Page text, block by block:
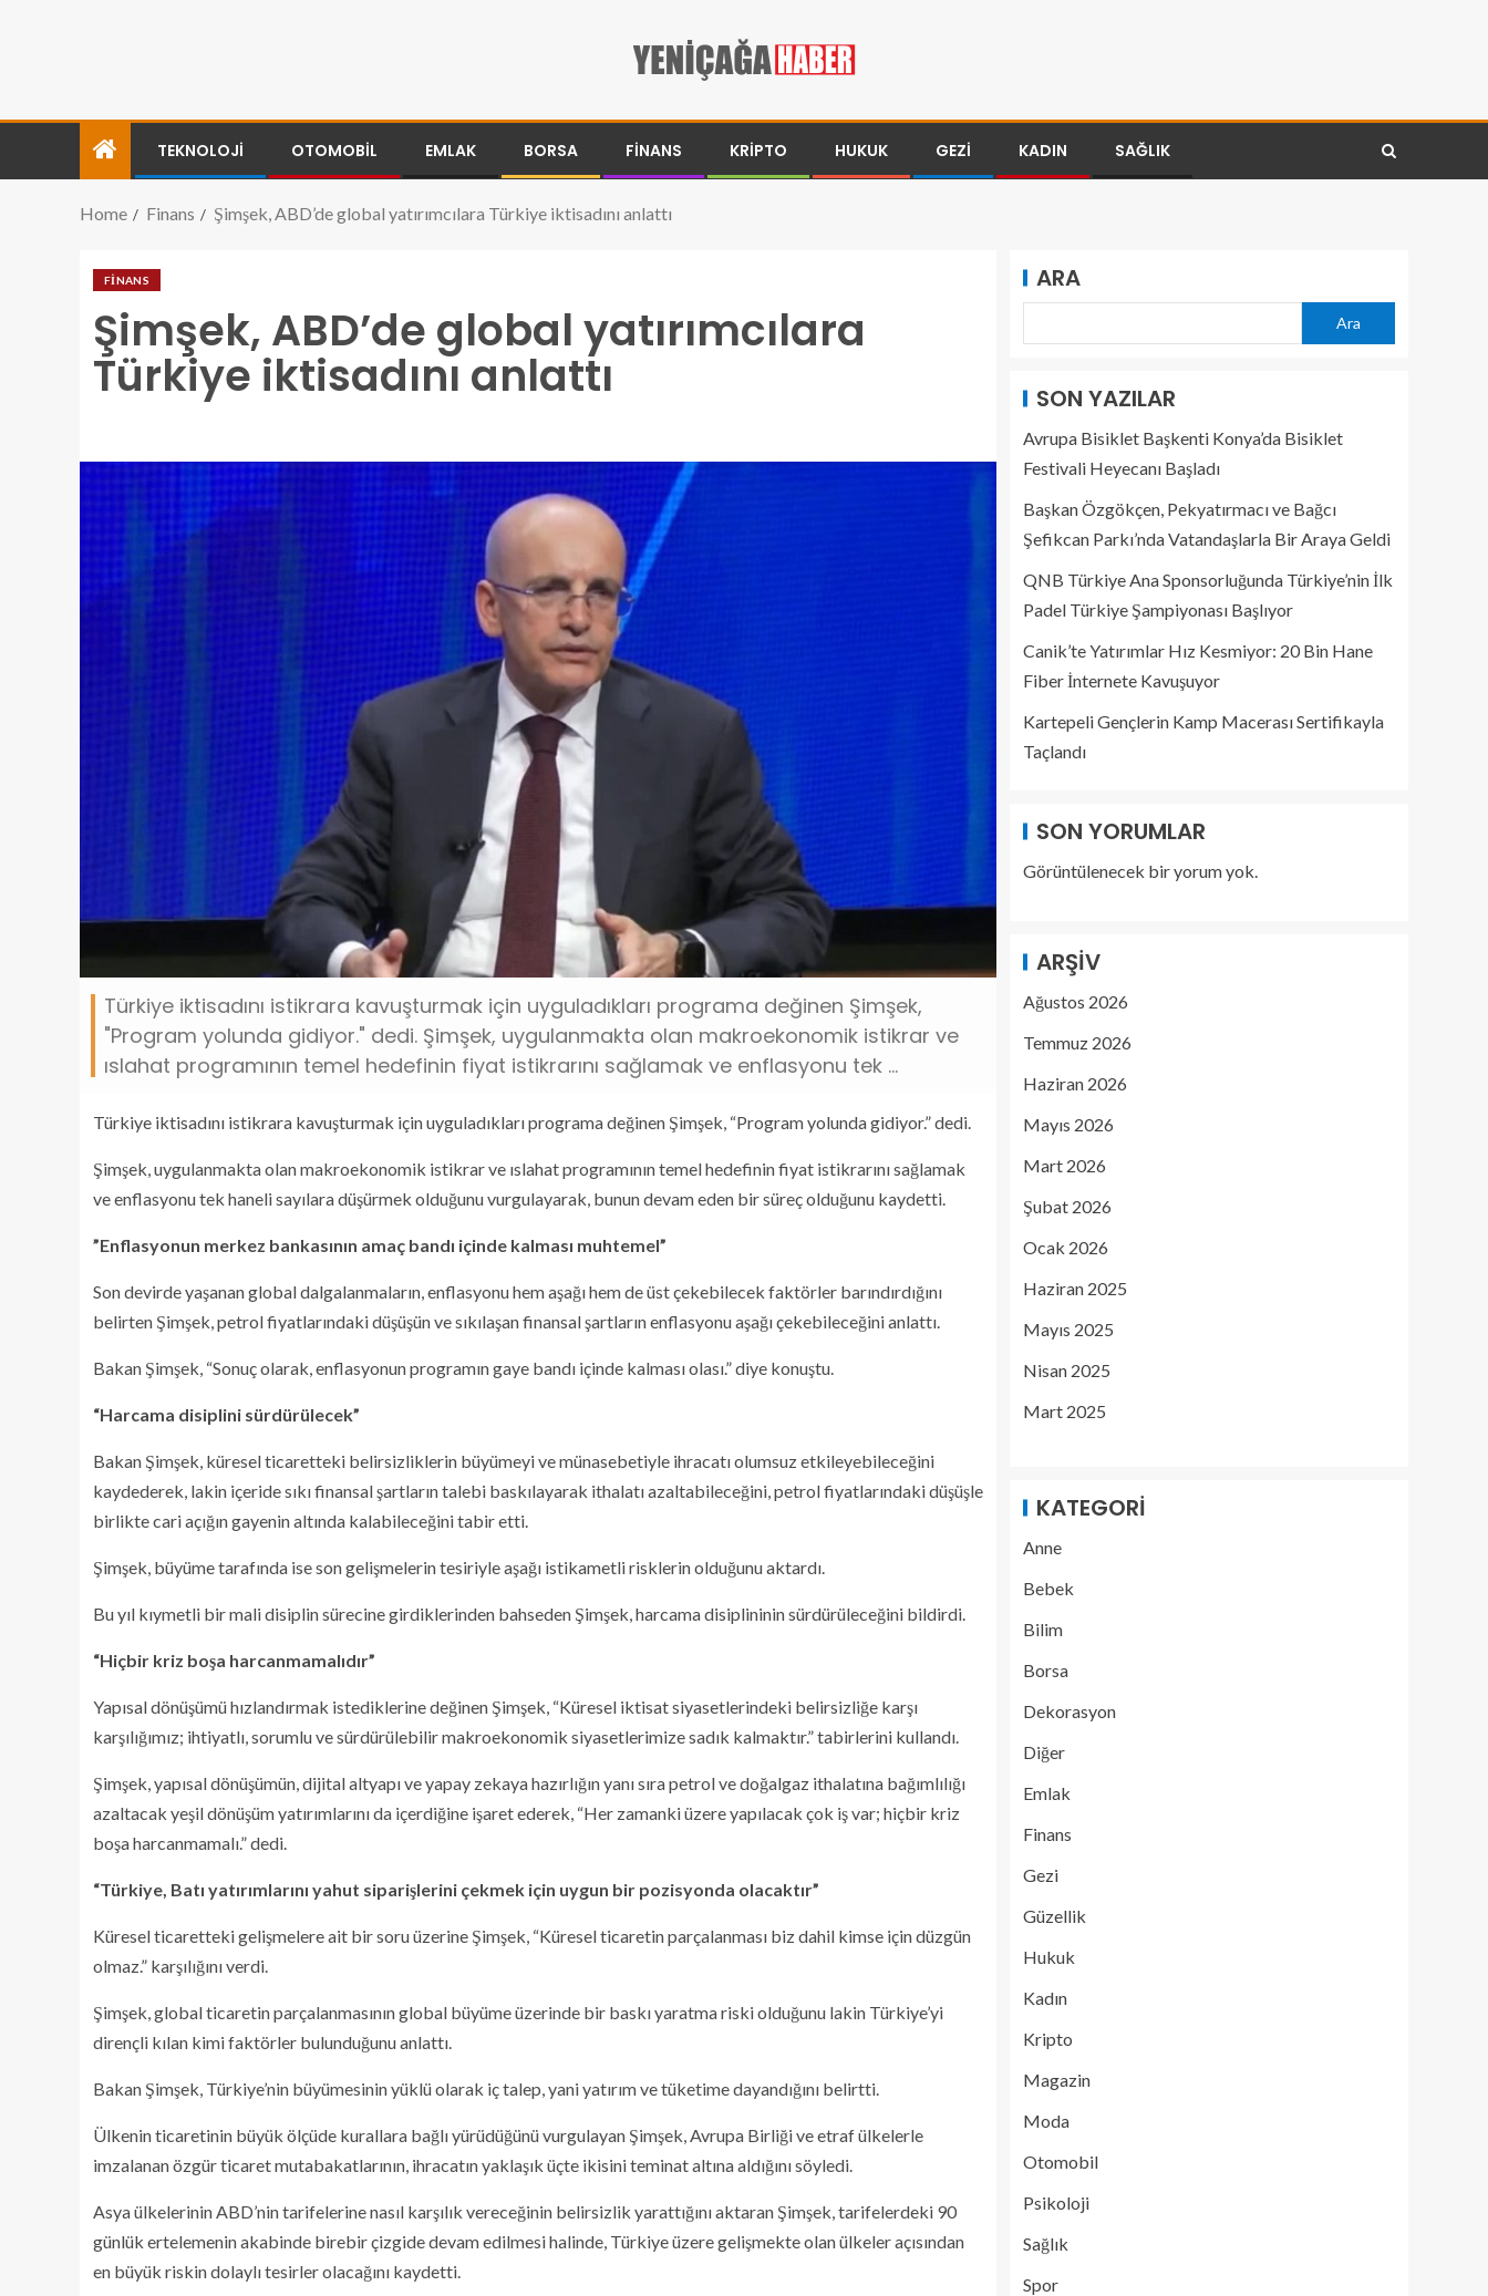
TEKNOLOJI OTOMOBIL EMLAK BORSA FINANS KRIPTO HUKUK GEZI KADIN SAĞLIK
Home Finans Şimşek, ABD’de global yatırımcılara Türkiye iktisadını anlattı
FINANS
Şimşek, ABD’de global yatırımcılara
Türkiye iktisadını anlattı
Türkiye iktisadını istikrara kavuşturmak için uyguladıkları programa değinen Şimşek,
"Program yolunda gidiyor." dedi. Şimşek, uygulanmakta olan makroekonomik istikrar ve
ıslahat programının temel hedefinin fiyat istikrarını sağlamak ve enflasyonu tek ...
Türkiye iktisadını istikrara kavuşturmak için uyguladıkları programa değinen Şimşek, “Program yolunda gidiyor.” dedi.
Şimşek, uygulanmakta olan makroekonomik istikrar ve ıslahat programının temel hedefinin fiyat istikrarını sağlamak
ve enflasyonu tek haneli sayılara düşürmek olduğunu vurgulayarak, bunun devam eden bir süreç olduğunu kaydetti.
⁠”Enflasyonun merkez bankasının amaç bandı içinde kalması muhtemel”
Son devirde yaşanan global dalgalanmaların, enflasyonu hem aşağı hem de üst çekebilecek faktörler barındırdığını
belirten Şimşek, petrol fiyatlarındaki düşüşün ve sıkılaşan finansal şartların enflasyonu aşağı çekebileceğini anlattı.
Bakan Şimşek, “Sonuç olarak, enflasyonun programın gaye bandı içinde kalması olası.” diye konuştu.
“Harcama disiplini sürdürülecek”
Bakan Şimşek, küresel ticaretteki belirsizliklerin büyümeyi ve münasebetiyle ihracatı olumsuz etkileyebileceğini
kaydederek, lakin içeride sıkı finansal şartların talebi baskılayarak ithalatı azaltabileceğini, petrol fiyatlarındaki düşüşle
birlikte cari açığın gayenin altında kalabileceğini tabir etti.
Şimşek, büyüme tarafında ise son gelişmelerin tesiriyle aşağı istikametli risklerin olduğunu aktardı.
Bu yıl kıymetli bir mali disiplin sürecine girdiklerinden bahseden Şimşek, harcama disiplininin sürdürüleceğini bildirdi.
“Hiçbir kriz boşa harcanmamalıdır”
Yapısal dönüşümü hızlandırmak istediklerine değinen Şimşek, “Küresel iktisat siyasetlerindeki belirsizliğe karşı
karşılığımız; ihtiyatlı, sorumlu ve sürdürülebilir makroekonomik siyasetlerimize sadık kalmaktır.” tabirlerini kullandı.
Şimşek, yapısal dönüşümün, dijital altyapı ve yapay zekaya hazırlığın yanı sıra petrol ve doğalgaz ithalatına bağımlılığı
azaltacak yeşil dönüşüm yatırımlarını da içerdiğine işaret ederek, “Her zamanki üzere yapılacak çok iş var; hiçbir kriz
boşa harcanmamalı.” dedi.
“Türkiye, Batı yatırımlarını yahut siparişlerini çekmek için uygun bir pozisyonda olacaktır”
Küresel ticaretteki gelişmelere ait bir soru üzerine Şimşek, “Küresel ticaretin parçalanması biz dahil kimse için düzgün
olmaz.” karşılığını verdi.
Şimşek, global ticaretin parçalanmasının global büyüme üzerinde bir baskı yaratma riski olduğunu lakin Türkiye’yi
dirençli kılan kimi faktörler bulunduğunu anlattı.
Bakan Şimşek, Türkiye’nin büyümesinin yüklü olarak iç talep, yani yatırım ve tüketime dayandığını belirtti.
Ülkenin ticaretinin büyük ölçüde kurallara bağlı yürüdüğünü vurgulayan Şimşek, Avrupa Birliği ve etraf ülkelerle
imzalanan özgür ticaret mutabakatlarının, ihracatın yaklaşık üçte ikisini teminat altına aldığını söyledi.
Asya ülkelerinin ABD’nin tarifelerine nasıl karşılık vereceğinin belirsizlik yarattığını aktaran Şimşek, tarifelerdeki 90
günlük ertelemenin akabinde birebir çizgide devam edilmesi halinde, Türkiye üzere gelişmekte olan ülkeler açısından
en büyük riskin dolaylı tesirler olacağını kaydetti.
ARA
Ara
SON YAZILAR
Avrupa Bisiklet Başkenti Konya’da Bisiklet
Festivali Heyecanı Başladı
Başkan Özgökçen, Pekyatırmacı ve Bağcı
Şefikcan Parkı’nda Vatandaşlarla Bir Araya Geldi
QNB Türkiye Ana Sponsorluğunda Türkiye’nin İlk
Padel Türkiye Şampiyonası Başlıyor
Canik’te Yatırımlar Hız Kesmiyor: 20 Bin Hane
Fiber İnternete Kavuşuyor
Kartepeli Gençlerin Kamp Macerası Sertifikayla
Taçlandı
SON YORUMLAR
Görüntülenecek bir yorum yok.
ARŞIV
Ağustos 2026
Temmuz 2026
Haziran 2026
Mayıs 2026
Mart 2026
Şubat 2026
Ocak 2026
Haziran 2025
Mayıs 2025
Nisan 2025
Mart 2025
KATEGORI
Anne
Bebek
Bilim
Borsa
Dekorasyon
Diğer
Emlak
Finans
Gezi
Güzellik
Hukuk
Kadın
Kripto
Magazin
Moda
Otomobil
Psikoloji
Sağlık
Spor